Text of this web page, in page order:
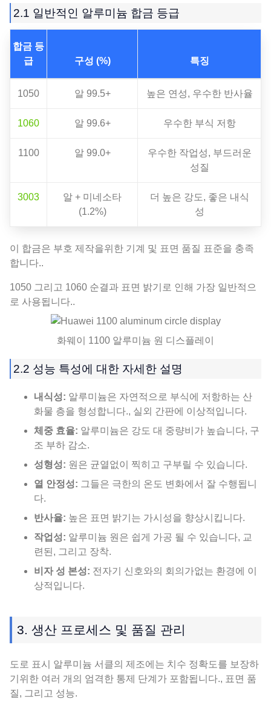
2.1 일반적인 알루미늄 합금 등급
합금 등
급
구성 (%) 특징
1050 알 99.5+ 높은 연성, 우수한 반사율
1060 알 99.6+ 우수한 부식 저항
1100 알 99.0+
우수한 작업성, 부드러운
성질
3003
알 + 미네소타
(1.2%)
더 높은 강도, 좋은 내식
성
이 합금은 부호 제작을위한 기계 및 표면 품질 표준을 충족
합니다..
1050 그리고 1060 순결과 표면 밝기로 인해 가장 일반적으
로 사용됩니다..
화웨이 1100 알루미늄 원 디스플레이
2.2 성능 특성에 대한 자세한 설명
내식성: 알루미늄은 자연적으로 부식에 저항하는 산
화물 층을 형성합니다., 실외 간판에 이상적입니다.
체중 효율: 알루미늄은 강도 대 중량비가 높습니다, 구
조 부하 감소.
성형성: 원은 균열없이 찍히고 구부릴 수 있습니다.
열 안정성: 그들은 극한의 온도 변화에서 잘 수행됩니
다.
반사율: 높은 표면 밝기는 가시성을 향상시킵니다.
작업성: 알루미늄 원은 쉽게 가공 될 수 있습니다, 교
련된, 그리고 장착.
비자 성 본성: 전자기 신호와의 회의가없는 환경에 이
상적입니다.
3. 생산 프로세스 및 품질 관리
도로 표시 알루미늄 서클의 제조에는 치수 정확도를 보장하
기위한 여러 개의 엄격한 통제 단계가 포함됩니다., 표면 품
질, 그리고 성능.